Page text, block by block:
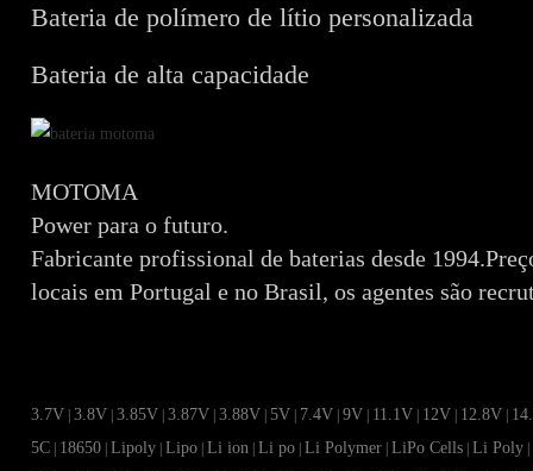
Bateria de polímero de lítio personalizada
Bateria de alta capacidade
MOTOMA
Power para o futuro.
Fabricante profissional de baterias desde
locais em Portugal e no Brasil, os agentes são
3.7V |3.8V |3.85V |3.87V |3.88V 5V 7.4V |9V 11.1V 12V 12.8V
5C 18650 |Lipoly |Lipo |Li ion |Li po |Li Polymer |LiPo Cells |Li Poly